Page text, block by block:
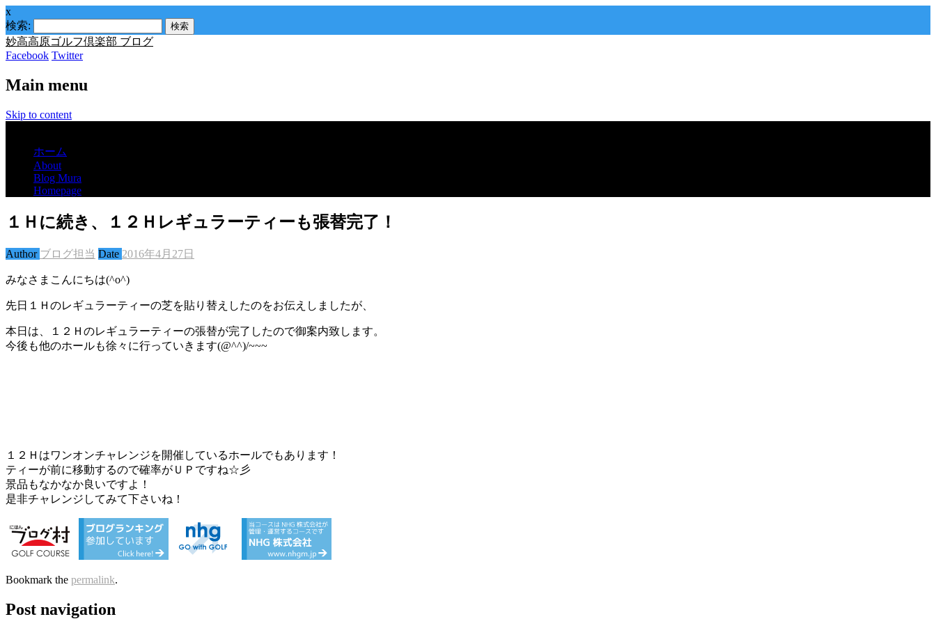
x
検索:
妙高高原ゴルフ倶楽部 ブログ
Facebook Twitter
Main menu
Skip to content
ホーム
About
Blog Mura
Homepage
１Ｈに続き、１２Ｈレギュラーティーも張替完了！
Author ブログ担当 Date 2016年4月27日
みなさまこんにちは(^o^)
先日１Ｈのレギュラーティーの芝を貼り替えしたのをお伝えしましたが、
本日は、１２Ｈのレギュラーティーの張替が完了したので御案内致します。
今後も他のホールも徐々に行っていきます(@^^)/~~~
１２Ｈはワンオンチャレンジを開催しているホールでもあります！
ティーが前に移動するので確率がＵＰですね☆彡
景品もなかなか良いですよ！
是非チャレンジしてみて下さいね！
Bookmark the permalink.
Post navigation